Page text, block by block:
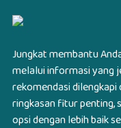
Jungkat membantu
melalui informasi yang
rekomendasi dilengkapi
ringkasan fitur penting,
opsi dengan lebih baik